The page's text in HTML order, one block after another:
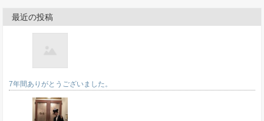
最近の投稿
7年間ありがとうございました。